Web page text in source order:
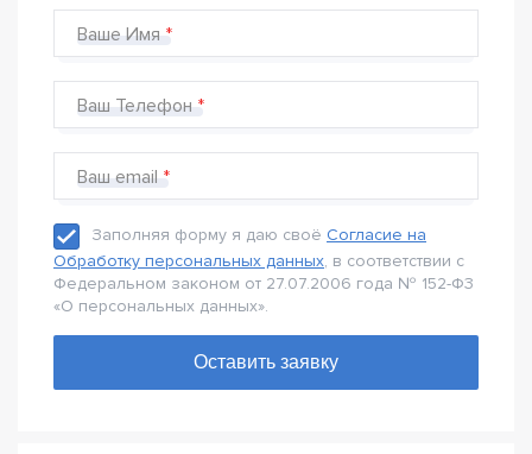
Ваше Имя
Ваш Телефон
Ваш email
Заполняя форму я даю своё Согласие на
Обработку персональных данных, в соответствии с
Федеральном законом от 27.07.2006 года № 152-Ф3
«О персональных данных».